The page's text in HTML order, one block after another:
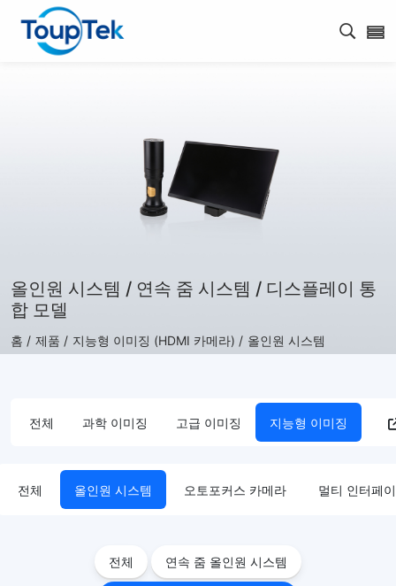
검색
올인원 시스템 / 연속 줌 시스템 / 디스플레이 통
합 모델
홈 / 제품 / 지능형 이미징 (HDMI 카메라) / 올인원 시스템
전체 과학 이미징 고급 이미징 지능형 이미징
전체 올인원 시스템 오토포커스 카메라 멀티 인터페
전체 연속 줌 올인원 시스템